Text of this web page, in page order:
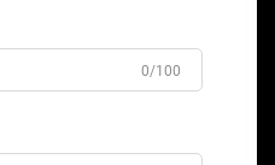
0/100